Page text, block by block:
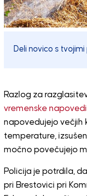
Deli novico s tvojimi
Razlog za
vremenske
napovedujejo večjih
temperature,
močno povečujejo
Policija je potrdila,
pri Brestovici pri